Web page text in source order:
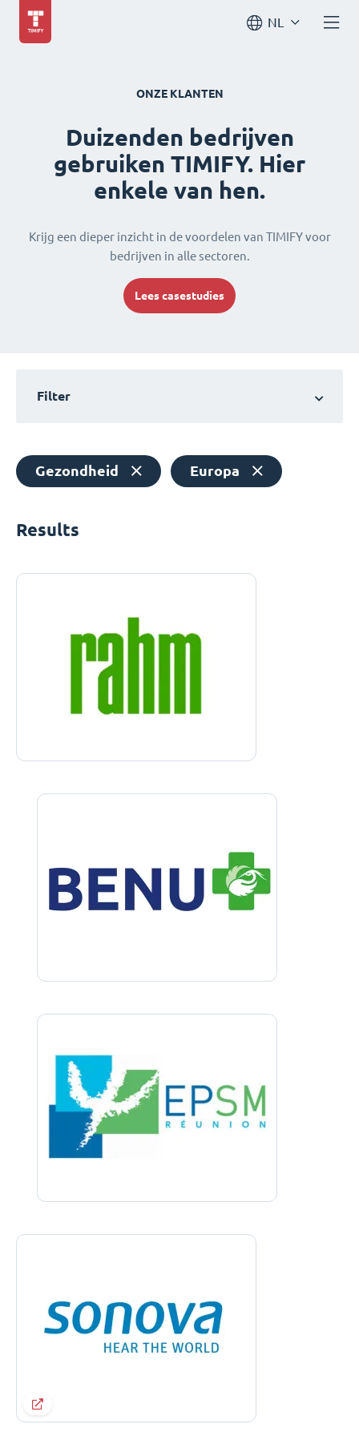
NL
ONZE KLANTEN
Duizenden bedrijven
gebruiken TIMIFY. Hier
enkele van hen.
Krijg een dieper inzicht in de voordelen van TIMIFY voor
bedrijven in alle sectoren.
Lees casestudies
Filter
Gezondheid Europa
Results